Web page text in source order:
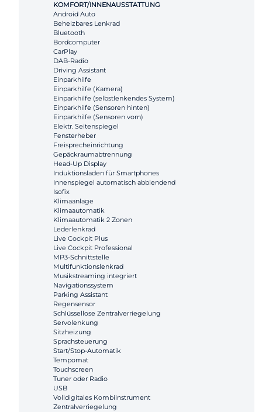
KOMFORT/INNENAUSSTATTUNG
Android Auto
Beheizbares Lenkrad
Bluetooth
Bordcomputer
CarPlay
DAB-Radio
Driving Assistant
Einparkhilfe
Einparkhilfe (Kamera)
Einparkhilfe (selbstlenkendes System)
Einparkhilfe (Sensoren hinten)
Einparkhilfe (Sensoren vorn)
Elektr. Seitenspiegel
Fensterheber
Freisprecheinrichtung
Gepäckraumabtrennung
Head-Up Display
Induktionsladen für Smartphones
Innenspiegel automatisch abblendend
Isofix
Klimaanlage
Klimaautomatik
Klimaautomatik 2 Zonen
Lederlenkrad
Live Cockpit Plus
Live Cockpit Professional
MP3-Schnittstelle
Multifunktionslenkrad
Musikstreaming integriert
Navigationssystem
Parking Assistant
Regensensor
Schlüssellose Zentralverriegelung
Servolenkung
Sitzheizung
Sprachsteuerung
Start/Stop-Automatik
Tempomat
Touchscreen
Tuner oder Radio
USB
Volldigitales Kombiinstrument
Zentralverriegelung